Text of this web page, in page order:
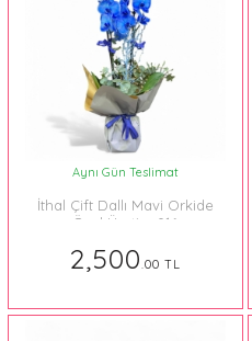
Aynı Gün Teslimat
İthal Çift Dallı Mavi Orkide
Özel Üretim 016
2,500.00 TL